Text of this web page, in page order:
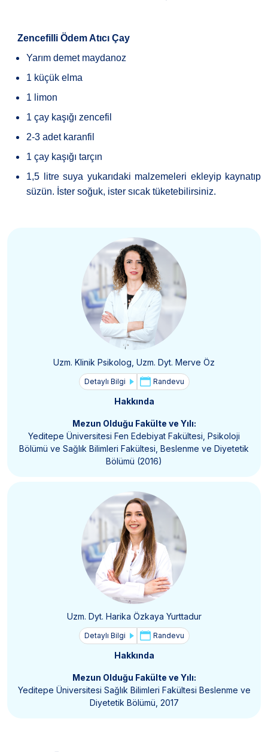
Zencefilli Ödem Atıcı Çay
Yarım demet maydanoz
1 küçük elma
1 limon
1 çay kaşığı zencefil
2-3 adet karanfil
1 çay kaşığı tarçın
1,5 litre suya yukarıdaki malzemeleri ekleyip kaynatıp
süzün. İster soğuk, ister sıcak tüketebilirsiniz.
Uzm. Klinik Psikolog, Uzm. Dyt. Merve Öz
Detaylı Bilgi Randevu
Hakkında
Mezun Olduğu Fakülte ve Yılı:
Yeditepe Üniversitesi Fen Edebiyat Fakültesi, Psikoloji
Bölümü ve Sağlık Bilimleri Fakültesi, Beslenme ve Diyetetik
Bölümü (2016)
Uzm. Dyt. Harika Özkaya Yurttadur
Detaylı Bilgi Randevu
Hakkında
Mezun Olduğu Fakülte ve Yılı:
Yeditepe Üniversitesi Sağlık Bilimleri Fakültesi Beslenme ve
Diyetetik Bölümü, 2017